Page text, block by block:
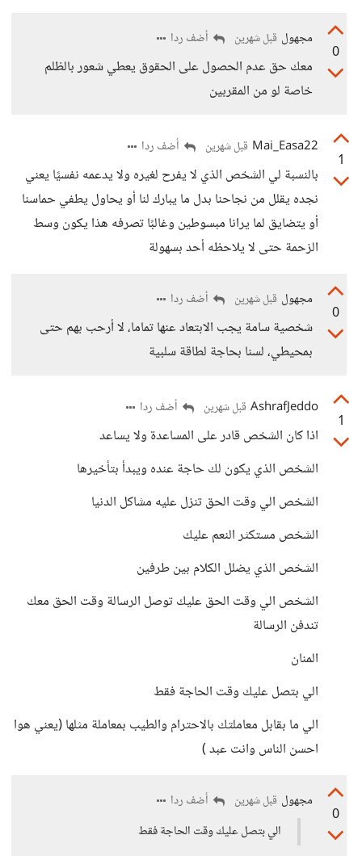
0
مجهول قبل شهرين أضف ردا
معك حق عدم الحصول على الحقوق يعطي شعور بالظلم
خاصة لو من المقربين
1
Mai_Easa22 قبل شهرين أضف ردا
بالنسبة لي الشخص الذي لا يفرح لغيره ولا يدعمه نفسيًا يعني
نجده يقلل من نجاحنا بدل ما يبارك لنا أو يحاول يطفي حماسنا
أو يتضايق لما يرانا مبسوطين وغالبًا تصرفه هذا يكون وسط
الزحمة حتى لا يلاحظه أحد بسهولة
0
مجهول قبل شهرين أضف ردا
شخصية سامة يجب الابتعاد عنها تماما، لا أرحب بهم حتى
بمحيطي، لسنا بحاجة لطاقة سلبية
1
AshrafJeddo قبل شهرين أضف ردا
اذا كان الشخص قادر على المساعدة ولا يساعد
الشخص الذي يكون لك حاجة عنده ويبدأ بتأخيرها
الشخص الي وقت الحق تنزل عليه مشاكل الدنيا
الشخص مستكثر النعم عليك
الشخص الذي يضلل الكلام بين طرفين
الشخص الي وقت الحق عليك توصل الرسالة وقت الحق معك
تندفن الرسالة
المنان
الي بتصل عليك وقت الحاجة فقط
الي ما بقابل معاملتك بالاحترام والطيب بمعاملة مثلها (يعني هوا
احسن الناس وانت عبد )
0
مجهول قبل شهرين
أضف ردا
الي بتصل عليك وقت الحاجة فقط